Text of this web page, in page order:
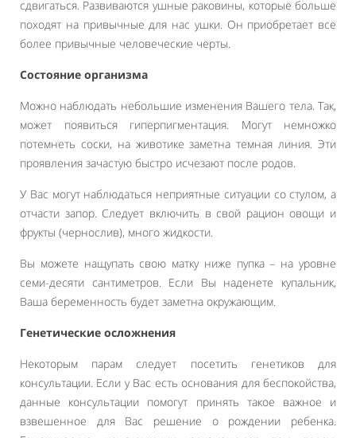
сдвигаться. Развиваются ушные раковины, которые больше
походят на привычные для нас ушки. Он приобретает все
более привычные человеческие черты.
Состояние организма
Можно наблюдать небольшие изменения Вашего тела. Так,
может появиться гиперпигментация. Могут немножко
потемнеть соски, на животике заметна темная линия. Эти
проявления зачастую быстро исчезают после родов.
У Вас могут наблюдаться неприятные ситуации со стулом, а
отчасти запор. Следует включить в свой рацион овощи и
фрукты (чернослив), много жидкости.
Вы можете нащупать свою матку ниже пупка – на уровне
семи-десяти сантиметров. Если Вы наденете купальник,
Ваша беременность будет заметна окружающим.
Генетические осложнения
Некоторым парам следует посетить генетиков для
консультации. Если у Вас есть основания для беспокойства,
данные консультации помогут принять такое важное и
взвешенное для Вас решение о рождении ребенка.